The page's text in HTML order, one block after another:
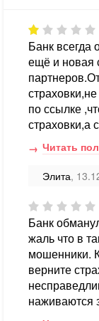
Банк всегда
ещё и новая
по ссылке
страховки,а
Читать
Элита,
Банк
жаль что в
мошенники.
верните
наживаются